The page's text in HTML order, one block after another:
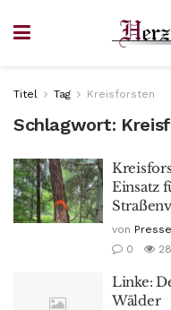
Titel Tag Kreisforsten
Schlagwort:
Einsatz
von
0
Linke:
Wälder